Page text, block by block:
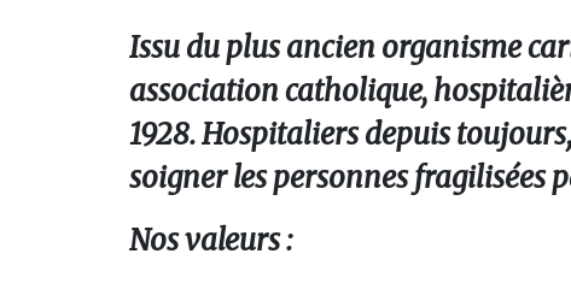
Issu du plus ancien organisme
association catholique,
1928. Hospitaliers depuis
soigner les personnes fragilisées
Nos valeurs :